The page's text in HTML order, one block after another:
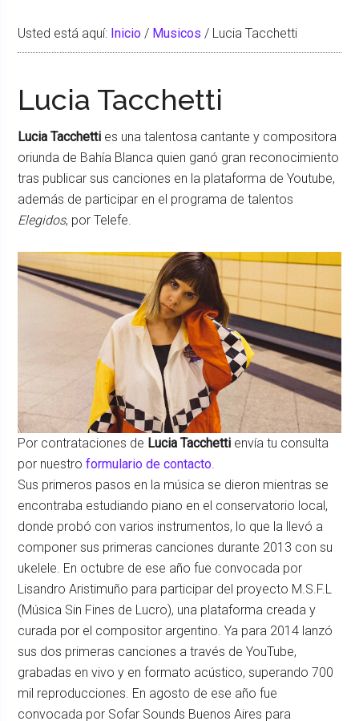
Usted está aquí: Inicio / Musicos / Lucia Tacchetti
Lucia Tacchetti
Lucia Tacchetti es una talentosa cantante y compositora
oriunda de Bahía Blanca quien ganó gran reconocimiento
tras publicar sus canciones en la plataforma de Youtube,
además de participar en el programa de talentos
Elegidos, por Telefe.
Por contrataciones de Lucia Tacchetti envía tu consulta
por nuestroformulario de contacto
Sus primeros pasos en la música se dieron mientras se
encontraba estudiando piano en el conservatorio local,
donde probó con varios instrumentos, lo que la llevó a
componer sus primeras canciones durante 2013 con su
ukelele. En octubre de ese año fue convocada por
Lisandro Aristimuño para participar del proyecto M.S.F.L
(Música Sin Fines de Lucro), una plataforma creada y
curada por el compositor argentino. Ya para 2014 lanzó
sus dos primeras canciones a través de YouTube,
grabadas en vivo y en formato acústico, superando 700
mil reproducciones. En agosto de ese año fue
convocada por Sofar Sounds Buenos Aires para